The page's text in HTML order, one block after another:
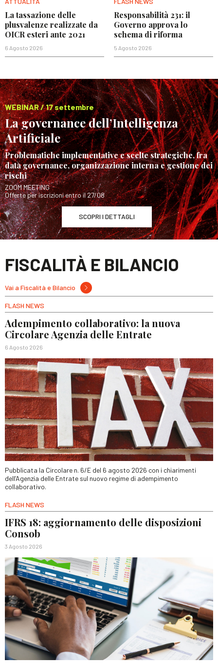
La tassazione delle
plusvalenze realizzate da
OICR esteri ante 2021
6 Agosto 2026
Responsabilità 231: il
Governo approva lo
schema di riforma
5 Agosto 2026
WEBINAR / 17 settembre
La governance dell’Intelligenza
Artificiale
Problematiche implementative e scelte strategiche, fra
data governance, organizzazione interna e gestione dei
rischi
ZOOM MEETING
Offerte per iscrizioni entro il 27/08
SCOPRI I DETTAGLI
FISCALITÀ E BILANCIO
Vai a Fiscalità e Bilancio
FLASH NEWS
Adempimento collaborativo: la nuova
Circolare Agenzia delle Entrate
6 Agosto 2026
Pubblicata la Circolare n. 6/E del 6 agosto 2026 con i chiarimenti
dell’Agenzia delle Entrate sul nuovo regime di adempimento
collaborativo.
FLASH NEWS
IFRS 18: aggiornamento delle disposizioni
Consob
3 Agosto 2026